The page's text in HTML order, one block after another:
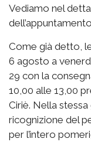
Vediamo nel
Come già detto,
6 agosto a
29 con la
10,00 alle 13,00
Ciriè. Nella
ricognizione del
per l’intero